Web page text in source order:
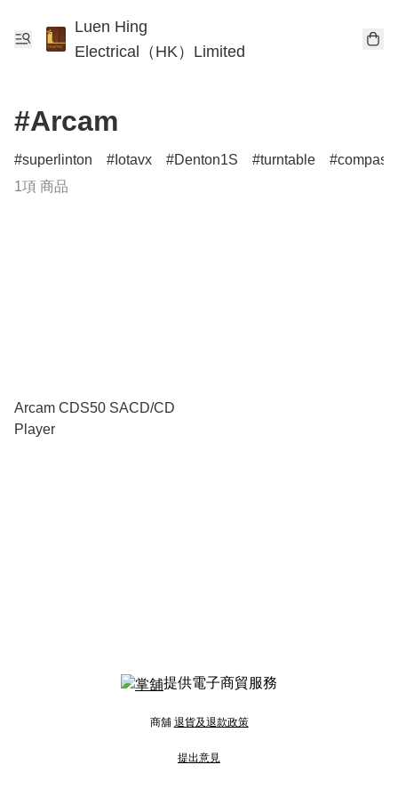
Luen Hing
Electrical（HK）Limited
#Arcam
superlinton Iotavx Denton1S turntable
compass
1項 商品
Arcam CDS50 SACD/CD
Player
提供電子商貿服務
商舖 退貨及退款政策
提出意見